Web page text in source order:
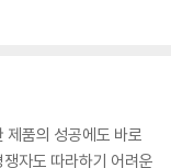
제품의 성공에도 바로
자도 따라하기 어려운